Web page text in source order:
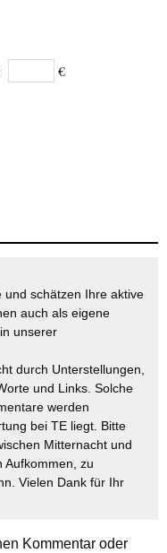
€
schätzen Ihre aktive
auch als eigene
unserer
durch Unterstellungen,
und Links. Solche
werden
bei TE liegt. Bitte
Mitternacht und
Aufkommen, zu
Vielen Dank für Ihr
Kommentar oder